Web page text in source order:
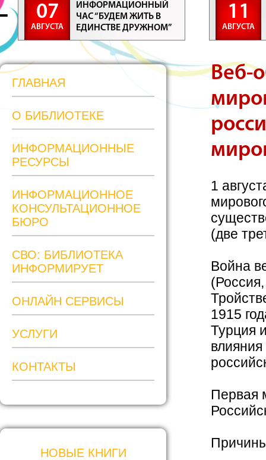
07
АВГУСТА
ИНФОРМАЦИОННЫЙ
ЧАС “БУДЕМ ЖИТЬ В
ЕДИНСТВЕ ДРУЖНОМ”
11
АВГУСТА
ГЛАВНАЯ
О БИБЛИОТЕКЕ
ИНФОРМАЦИОННЫЕ
РЕСУРСЫ
ИНФОРМАЦИОННОЕ
КОНСУЛЬТАЦИОННОЕ
БЮРО
СВО: БИБЛИОТЕКА
ИНФОРМИРУЕТ
ОНЛАЙН СЕРВИСЫ
УСЛУГИ
КОНТАКТЫ
НОВЫЕ КНИГИ
Веб-
1
(две
Война
1915
Турция
Первая